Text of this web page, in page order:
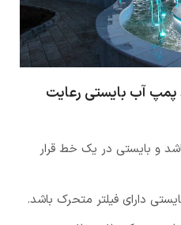
آب بایستی رعایت
و بایستی در یک خط قرار
دارای فیلتر متحرک باشد.